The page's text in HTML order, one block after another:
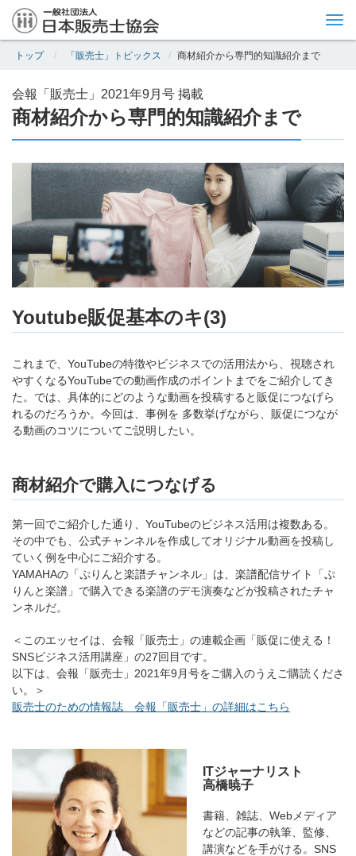
トップ 「販売士」トピックス 商材紹介から専門的知識紹介まで
会報「販売士」2021年9月号 掲載
商材紹介から専門的知識紹介まで
Youtube販促基本のキ(3)
これまで、YouTubeの特徴やビジネスでの活用法から、視聴され
やすくなるYouTubeでの動画作成のポイントまでをご紹介してき
た。では、具体的にどのような動画を投稿すると販促につなげら
れるのだろうか。今回は、事例を 多数挙げながら、販促につなが
る動画のコツについてご説明したい。
商材紹介で購入につなげる
第一回でご紹介した通り、YouTubeのビジネス活用は複数ある。
その中でも、公式チャンネルを作成してオリジナル動画を投稿し
ていく例を中心にご紹介する。
YAMAHAの「ぷりんと楽譜チャンネル」は、楽譜配信サイト「ぷ
りんと楽譜」で購入できる楽譜のデモ演奏などが投稿されたチャ
ンネルだ。
＜このエッセイは、会報「販売士」の連載企画「販促に使える！
SNSビジネス活用講座」の27回目です。
以下は、会報「販売士」2021年9月号をご購入のうえご購読くださ
い。＞
販売士のための情報誌 会報「販売士」の詳細はこちら
ITジャーナリスト
高橋暁子
書籍、雑誌、Webメディア
などの記事の執筆、監修、
講演などを手がける。SNS